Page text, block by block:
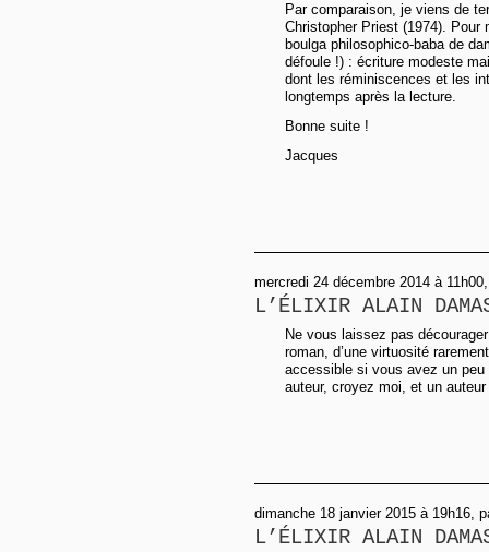
Par comparaison, je viens de
Christopher Priest (1974). Pour
boulga philosophico-baba de
défoule !) : écriture modeste
dont les réminiscences et les
longtemps après la lecture.
Bonne suite !
Jacques
mercredi 24 décembre 2014 à
L’ÉLIXIR ALAIN
Ne vous laissez pas
roman, d’une virtuosité
accessible si vous avez un peu
auteur, croyez moi, et un
dimanche 18 janvier 2015 à 19h16,
L’ÉLIXIR ALAIN